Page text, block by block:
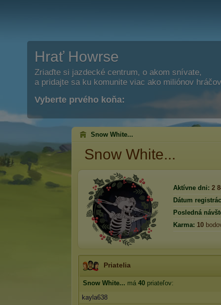
Hrať Howrse
Zriaďte si jazdecké centrum, o akom snívate,
a pridajte sa ku komunite viac ako miliónov
Vyberte prvého koňa:
Snow White...
Snow White...
Aktívne dni: 2
Dátum
Posledná
Karma: 10
Priatelia
Snow White... má 40 priateľov:
kayla638